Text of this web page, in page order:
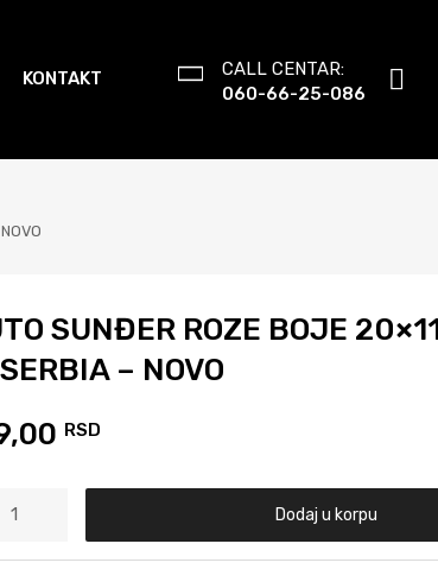
CALL CENTAR:
060-66-25-086
KONTAKT
SUNĐER ROZE BOJE
– NOVO
RSD
Dodaj u korpu